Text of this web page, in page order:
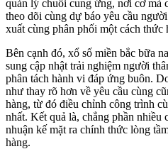
quản lý chuỗi cung ứng, nơi cơ mà
theo dõi cùng dự báo yêu cầu
xuất cùng phân phối một cách thức
Bên cạnh đó, xổ số miền bắc bữa
sung cập nhật trải nghiệm người
phân tách hành vi đáp ứng buôn.
như thay rõ hơn về yêu cầu cùng
hàng, từ đó điều chỉnh công trình
nhất. Kết quả là, chẳng phần nhiều
nhuận kế mặt ra chính thức lòng
hàng.